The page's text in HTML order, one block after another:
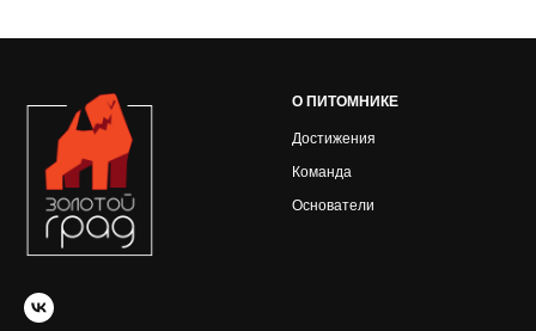
О ПИТОМНИКЕ
Достижения
Команда
Основатели